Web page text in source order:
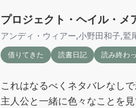
プロジェクト・ヘイル・メ
アンディ・ウィアー,小野田和子,鷲
借りてきた 読書日記 読み終わ
これはなるべくネタバレなし
主人公と一緒に色々なことを